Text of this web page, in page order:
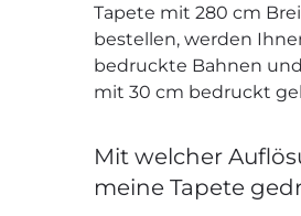
Tapete mit 280 cm
bestellen, werden
bedruckte Bahnen
mit 30 cm bedruckt
Mit welcher
meine Tapete